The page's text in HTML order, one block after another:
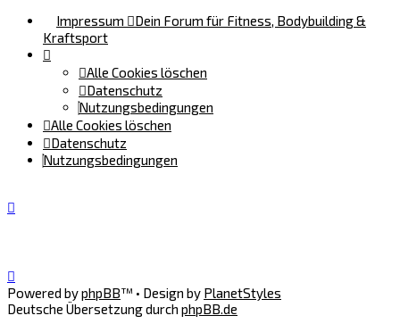
Impressum
Dein Forum für Fitness, Bodybuilding &
Kraftsport
Alle Cookies löschen
Datenschutz
Nutzungsbedingungen
Alle Cookies löschen
Datenschutz
Nutzungsbedingungen
Powered byphpBB™ • Design by PlanetStyles
Deutsche Übersetzung durch phpBB.de